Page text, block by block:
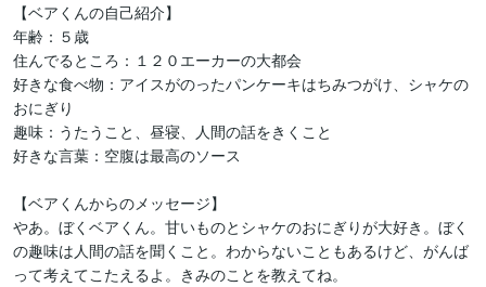
【ベアくんの自己紹介】
年齢：５歳
住んでるところ：１２０エーカーの大都会
好きな食べ物：アイスがのったパンケーキはちみつがけ、シャケの
おにぎり
趣味：うたうこと、昼寝、人間の話をきくこと
好きな言葉：空腹は最高のソース
【ベアくんからのメッセージ】
やあ。ぼくベアくん。甘いものとシャケのおにぎりが大好き。ぼく
の趣味は人間の話を聞くこと。わからないこともあるけど、がんば
って考えてこたえるよ。きみのことを教えてね。